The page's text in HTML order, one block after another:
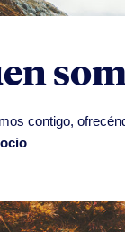
contigo,